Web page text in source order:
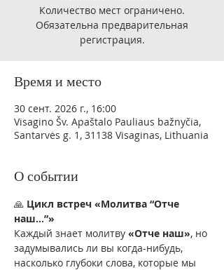
Количество мест ограничено.
Обязательна предварительная
регистрация.
Время и место
30 сент. 2026 г., 16:00
Visagino Šv. Apaštalo Pauliaus bažnyčia,
Santarvės g. 1, 31138 Visaginas, Lithuania
О событии
🙏 Цикл встреч «Молитва “Отче
наш…”»
Каждый знает молитву «Отче наш», но
задумывались ли вы когда-нибудь,
насколько глубоки слова, которые мы